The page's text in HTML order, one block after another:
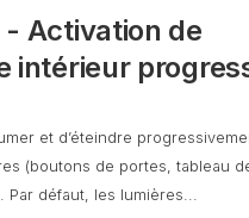
- Activation de
intérieur
et d’éteindre
(boutons de portes, tableau
défaut, les lumières...